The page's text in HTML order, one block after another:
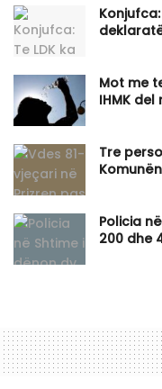
Mot me
IHMK
Tre
Policia
200 dhe